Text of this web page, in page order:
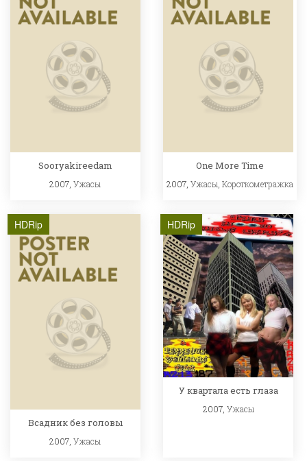
Sooryakireedam
2007,Ужасы
One More Time
2007,Ужасы,Короткометражка
HDRip
Всадник без головы
2007,Ужасы
HDRip
У квартала есть глаза
2007, Ужасы